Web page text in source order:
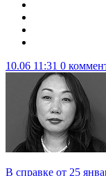
10.06 11:31 0
В справке от 25